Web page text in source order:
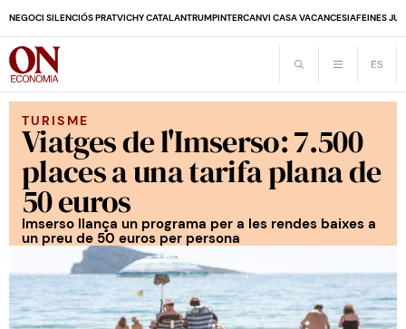
NEGOCI SILENCIÓS PRATVICHY CATALANTRUMPINTERCANVI CASA VACANCESIAFEINES
TURISME
Viatges de l'Imserso: 7.500
places a una tarifa plana de
50 euros
Imserso llança un programa per a les rendes baixes a
un preu de 50 euros per persona